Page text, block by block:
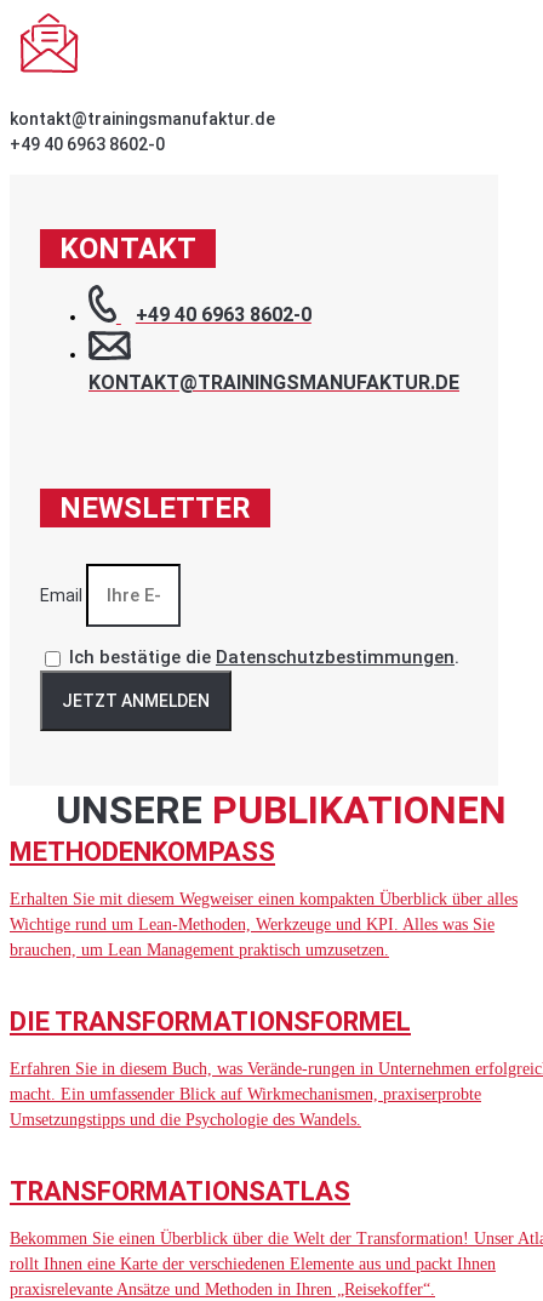
kontakt@trainingsmanufaktur.de
+49 40 6963 8602-0
KONTAKT
+49 40 6963 8602-0
KONTAKT@TRAININGSMANUFAKTUR.DE
NEWSLETTER
Email
Ich bestätige die Datenschutzbestimmungen.
JETZT ANMELDEN
UNSERE PUBLIKATIONEN
METHODENKOMPASS
Erhalten Sie mit diesem Wegweiser einen kompakten Überblick über alles
Wichtige rund um Lean-Methoden, Werkzeuge und KPI. Alles was Sie
brauchen, um Lean Management praktisch umzusetzen.
DIE TRANSFORMATIONSFORMEL
Erfahren Sie in diesem Buch, was Verände-rungen in Unternehmen
macht. Ein umfassender Blick auf Wirkmechanismen, praxiserprobte
Umsetzungstipps und die Psychologie des Wandels.
TRANSFORMATIONSATLAS
Bekommen Sie einen Überblick über die Welt der Transformation! Unser
rollt Ihnen eine Karte der verschiedenen Elemente aus und packt Ihnen
praxisrelevante Ansätze und Methoden in Ihren „Reisekoffer“.